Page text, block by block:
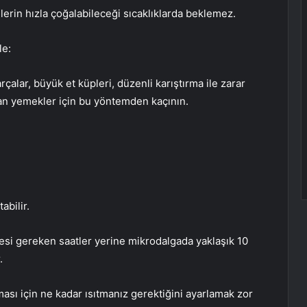
hızla çoğalabileceği sıcaklıklarda beklemez.
büyük et küpleri, düzenli karıştırma ile zarar
yemekler için bu yöntemden kaçının.
gereken saatler yerine mikrodalgada yaklaşık 10
için ne kadar ısıtmanız gerektiğini ayarlamak zor